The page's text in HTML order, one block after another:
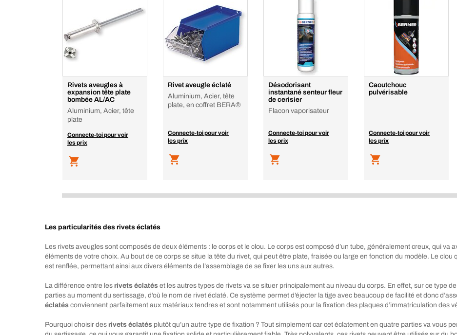
Rivets aveugles à
expansion tête plate
bombée AL/AC
Aluminium, Acier, tête
plate
Connecte-toi pour voir
les prix
Rivet aveugle éclaté
Aluminium, Acier, tête
plate, en coffret BERA®
Connecte-toi pour voir
les prix
Désodorisant
instantané senteur fleur
de cerisier
Flacon vaporisateur
Connecte-toi pour voir
les prix
Caoutchouc
pulvérisable
Connecte-toi pour voir
les prix
Les particularités des rivets éclatés
Les rivets aveugles sont composés de deux éléments : le corps et le clou. Le corps est composé d’un tube, généralement creux, qui va
éléments de votre choix. Au bout de ce corps se situe la tête du rivet, qui peut être plate, fraisée ou large en fonction du modèle. Le clou
est renflée, permettant ainsi aux divers éléments de l’assemblage de se fixer les uns aux autres.
La différence entre les rivets éclatés et les autres types de rivets va se situer principalement au niveau du corps. En effet, sur ce type
parties au moment du sertissage, d’où le nom de rivet éclaté. Ce système permet d’éjecter la tige avec beaucoup de facilité et donc
éclatés conviennent parfaitement aux matériaux tendres et sont notamment utilisés pour la fixation des plaques d’immatriculation des
Pourquoi choisir des rivets éclatés plutôt qu’un autre type de fixation ? Tout simplement car cet éclatement en quatre parties va vous